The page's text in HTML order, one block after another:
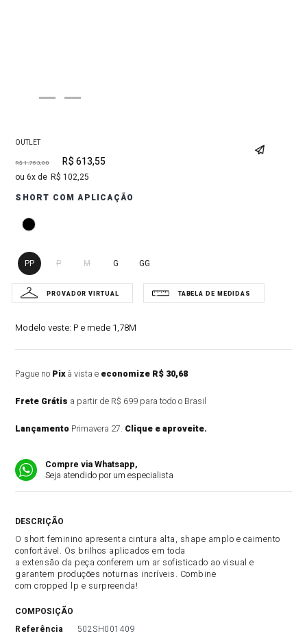
OUTLET
R$ 1.753,00 R$613,55
6 R$ 102,25
SHORT COM APLICAÇÃO
PP P M G GG
Modelo veste: P e mede 1,78M
Pague no Pixà vista e economize R$ 30,68
Frete Grátis a partir de R$ 699 para todo o Brasil
Lançamento Primavera 27. Clique e aproveite.
Compre via Whatsapp,
Seja atendido por um especialista
O short feminino apresenta cintura alta, shape amplo e caimento
confortável. Os brilhos aplicados em toda
a extensão da peça conferem um ar sofisticado ao visual e
garantem produções noturnas incríveis. Combine
com cropped lp e surpreenda!
COMPOSIÇÃO
referência
502SH001409